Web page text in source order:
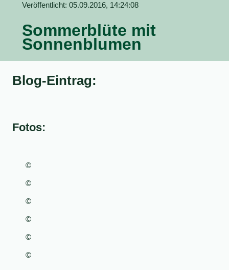
Veröffentlicht: 05.09.2016, 14:24:08
Sommerblüte mit
Sonnenblumen
Blog-Eintrag:
Fotos:
©
©
©
©
©
©